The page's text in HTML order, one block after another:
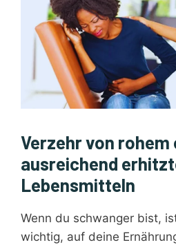
Verzehr von
ausreichend
Lebensmitteln
Wenn du schwanger bist,
wichtig, auf deine